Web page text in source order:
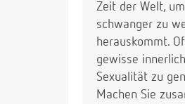
Zeit der Welt,
schwanger zu
herauskommt.
gewisse
Sexualität zu
Machen Sie